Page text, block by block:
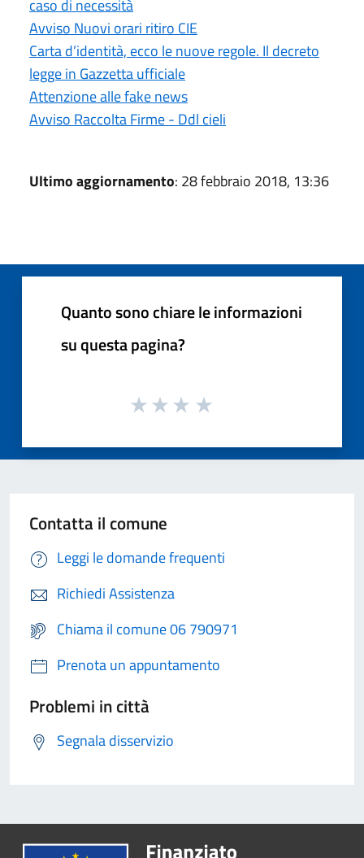
caso di necessità
Avviso Nuovi orari ritiro CIE
Carta d’identità, ecco le nuove regole. Il decreto
legge in Gazzetta ufficiale
Attenzione alle fake news
Avviso Raccolta Firme - Ddl cieli
Ultimo aggiornamento: 28 febbraio 2018, 13:36
Quanto sono chiare le informazioni
su questa pagina?
Contatta il comune
Leggi le domande frequenti
Richiedi Assistenza
Chiama il comune 06 790971
Prenota un appuntamento
Problemi in città
Segnala disservizio